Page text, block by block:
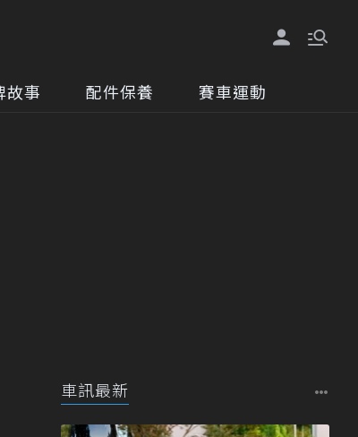
故事 配件保養 賽車運動
車訊最新